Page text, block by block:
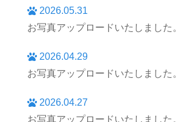
2026.05.31
お写真アップロードいたしました。
2026.04.29
お写真アップロードいたしました。
2026.04.27
お写真アップロードいたしました。